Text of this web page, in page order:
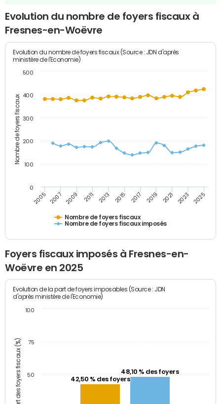
Evolution du nombre de foyers fiscaux à
Fresnes-en-Woëvre
Nombre de foyers fiscaux
Evolution du nombre de foyers fiscaux (Source : JDN d'après
ministère de l'Economie)
Nombre de foyers fiscaux
Nombre de foyers fiscaux imposés
2005 2007 2009 2011 2013 2015 2017 2019 2021 2023 2025
0
100
200
300
400
500
Foyers fiscaux imposés à Fresnes-en-
Woëvre en 2025
Part des foyers fiscaux (%)
Evolution de la part de foyers imposables (Source : JDN
d'après ministère de l'Economie)
42,50 % des foyers
48,10 % des foyers
50
75
100